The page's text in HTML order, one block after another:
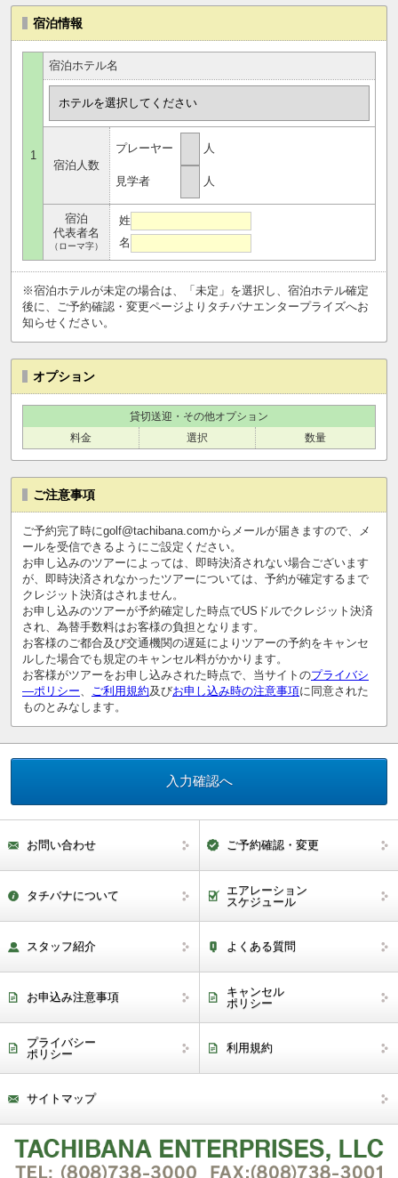
宿泊情報
1
宿泊ホテル名
宿泊人数
プレーヤー 人
見学者 人
宿泊
代表者名
（ローマ字）
姓
名
※宿泊ホテルが未定の場合は、「未定」を選択し、宿泊ホテル確定
後に、ご予約確認・変更ページよりタチバナエンタープライズへお
知らせください。
オプション
貸切送迎・その他オプション
料金
選択 数量
ご注意事項
ご予約完了時にgolf@tachibana.comからメールが届きますので、メ
ールを受信できるようにご設定ください。
お申し込みのツアーによっては、即時決済されない場合ございます
が、即時決済されなかったツアーについては、予約が確定するまで
クレジット決済はされません。
お申し込みのツアーが予約確定した時点でUSドルでクレジット決済
され、為替手数料はお客様の負担となります。
お客様のご都合及び交通機関の遅延によりツアーの予約をキャンセ
ルした場合でも規定のキャンセル料がかかります。
お客様がツアーをお申し込みされた時点で、当サイトのプライバシ
―ポリシー
ご利用規約及びお申し込み時の注意事項に同意された
ものとみなします。
お問い合わせ ご予約確認・変更
タチバナについて
エアレーション
スケジュール
スタッフ紹介 よくある質問
お申込み注意事項
キャンセル
ポリシー
プライバシー
ポリシー
利用規約
サイトマップ